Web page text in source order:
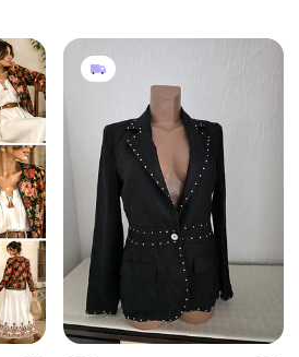
3 250 грн 3
Ambiente
Лянний жакет якість супер
S